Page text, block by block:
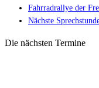
Fahrradrallye der
Nächste
Die nächsten Termine